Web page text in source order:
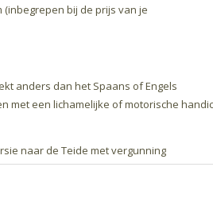
bij de prijs van je
anders dan het Spaans of Engels
met een lichamelijke of motorische
naar de Teide met vergunning